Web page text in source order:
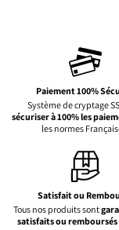
Paiement 100%
Système de cryptage
sécuriser à 100% les
les normes
Satisfait ou
Tous nos produits sont
satisfaits ou remboursés